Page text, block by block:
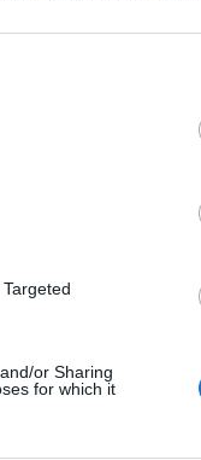
or Sharing
for which it